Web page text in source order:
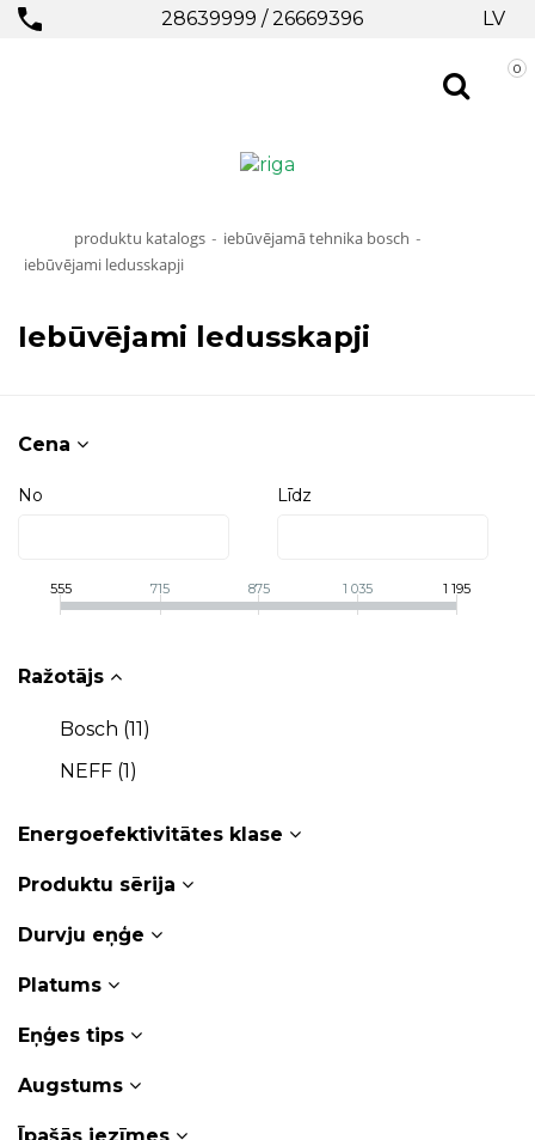
28639999 /26669396 LV
0
produktu katalogs - iebūvējamā tehnika bosch -
iebūvējami ledusskapji
Iebūvējami ledusskapji
Cena
No Līdz
555 715 875 1 035 1 195
Ražotājs
Bosch (11)
NEFF (1)
Energoefektivitātes klase
Produktu sērija
Durvju eņģe
Platums
Eņģes tips
Augstums